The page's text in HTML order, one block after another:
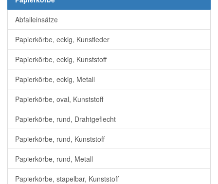
Abfalleinsätze
Papierkörbe, eckig, Kunstleder
Papierkörbe, eckig, Kunststoff
Papierkörbe, eckig, Metall
Papierkörbe, oval, Kunststoff
Papierkörbe, rund, Drahtgeflecht
Papierkörbe, rund, Kunststoff
Papierkörbe, rund, Metall
Papierkörbe, stapelbar, Kunststoff